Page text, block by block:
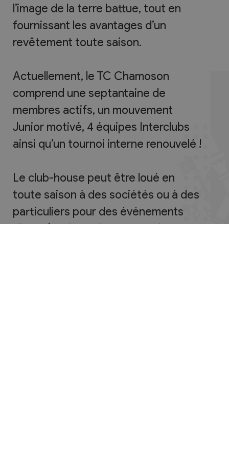
l’image de la terre battue, tout en
fournissant les avantages d’un
revêtement toute saison.
Actuellement, le TC Chamoson
comprend une septantaine de
membres actifs, un mouvement
Junior motivé, 4 équipes Interclubs
ainsi qu’un tournoi interne renouvelé !
Le club-house peut être loué en
toute saison à des sociétés ou à des
particuliers pour des événements
divers (anniversaires, repas de